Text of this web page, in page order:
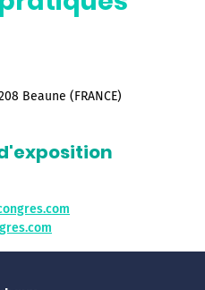
Beaune (FRANCE)